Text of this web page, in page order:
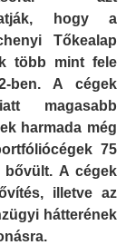
hogy a
Tőkealap
több mint fele
ben. A cégek
magasabb
harmada még
75
bővült. A cégek
illetve az
hátterének